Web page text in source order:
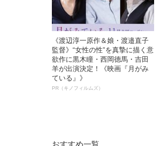
《渡辺淳一原作＆娘・渡邉直子
監督》“女性の性”を真摯に描く意
欲作に黒木瞳・西岡德馬・吉田
羊が出演決定！《映画『月がみ
ている』》
PR（キノフィルムズ）
おすすめ一覧